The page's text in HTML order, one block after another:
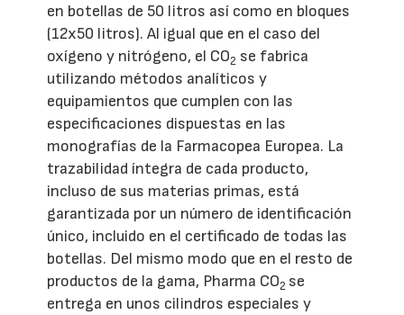
en botellas de 50 litros así como en bloques
(12x50 litros). Al igual que en el caso del
oxígeno y nitrógeno, el CO2 se fabrica
utilizando métodos analíticos y
equipamientos que cumplen con las
especificaciones dispuestas en las
monografías de la Farmacopea Europea. La
trazabilidad íntegra de cada producto,
incluso de sus materias primas, está
garantizada por un número de identificación
único, incluido en el certificado de todas las
botellas. Del mismo modo que en el resto de
productos de la gama, Pharma CO2 se
entrega en unos cilindros especiales y